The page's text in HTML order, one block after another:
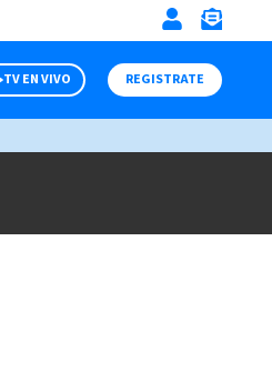
TV EN VIVO REGISTRATE